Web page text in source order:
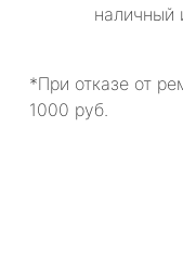
наличный
*При отказе от
1000 руб.